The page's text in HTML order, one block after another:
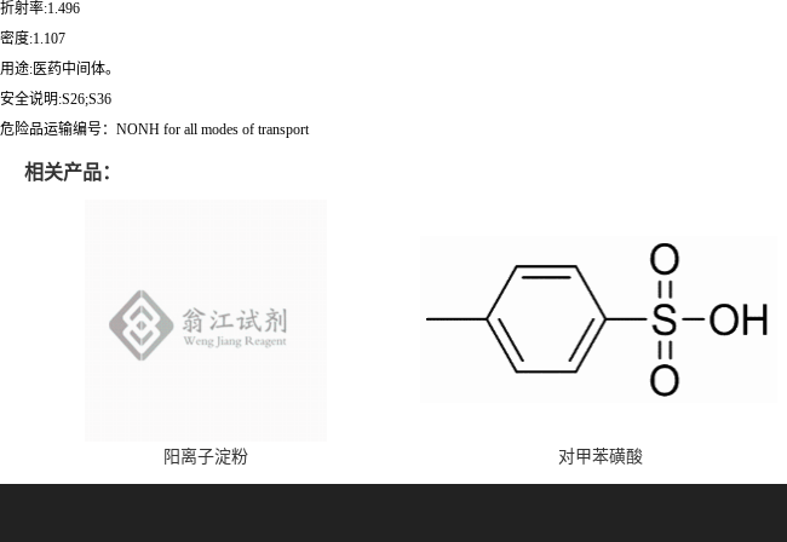
折射率:1.496
密度:1.107
用途:医药中间体。
安全说明:S26;S36
危险品运输编号：NONH for all modes of transport
相关产品：
阳离子淀粉 对甲苯磺酸